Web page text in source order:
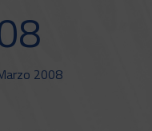
2008